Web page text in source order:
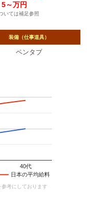
5～万円
いては補足参照
装備（仕事道具）
ペンタブ
日本の平均給料
40代
考にしております